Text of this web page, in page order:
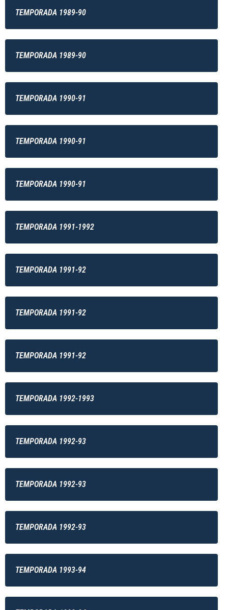
TEMPORADA 1989-90
TEMPORADA 1989-90
TEMPORADA 1990-91
TEMPORADA 1990-91
TEMPORADA 1990-91
TEMPORADA 1991-1992
TEMPORADA 1991-92
TEMPORADA 1991-92
TEMPORADA 1991-92
TEMPORADA 1992-1993
TEMPORADA 1992-93
TEMPORADA 1992-93
TEMPORADA 1992-93
TEMPORADA 1993-94